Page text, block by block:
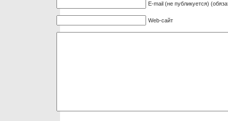
E-mail (не публикуется)
Web-сайт